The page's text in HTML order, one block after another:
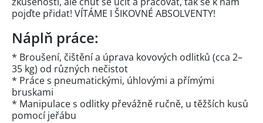
pojďte přidat! VÍTÁME I ŠIKOVNÉ ABSOLVENTY!
Náplň práce:
* Broušení, čištění a úprava kovových odlitků (cca 2–
35 kg) od různých nečistot
* Práce s pneumatickými, úhlovými a přímými
bruskami
* Manipulace s odlitky převážně ručně, u těžších kusů
pomocí jeřábu